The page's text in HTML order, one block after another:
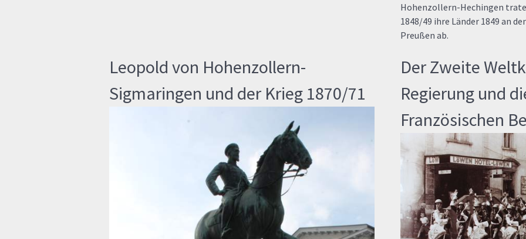
Hohenzollern-Hechingen
1848/49 ihre Länder 1849 an
Preußen ab.
Leopold von Hohenzollern-
Sigmaringen und der Krieg 1870/71
Der Zweite
Regierung und
Französischen